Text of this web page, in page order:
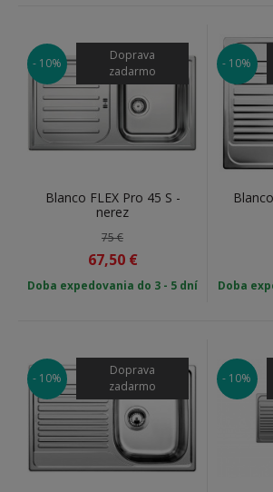
- 10%
Doprava
zadarmo
Blanco FLEX Pro 45 S -
nerez
75 €
67,50 €
Doba expedovania do 3 - 5 dní
- 10%
Doba
- 10%
Doprava
zadarmo
- 10%